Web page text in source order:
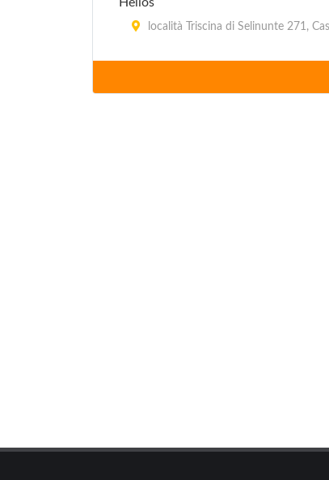
località Triscina di Selinunte 271,
strada Statale 115 (Località